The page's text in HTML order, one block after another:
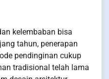
kelembaban bisa
tahun, penerapan
pendinginan cukup
tradisional telah lama